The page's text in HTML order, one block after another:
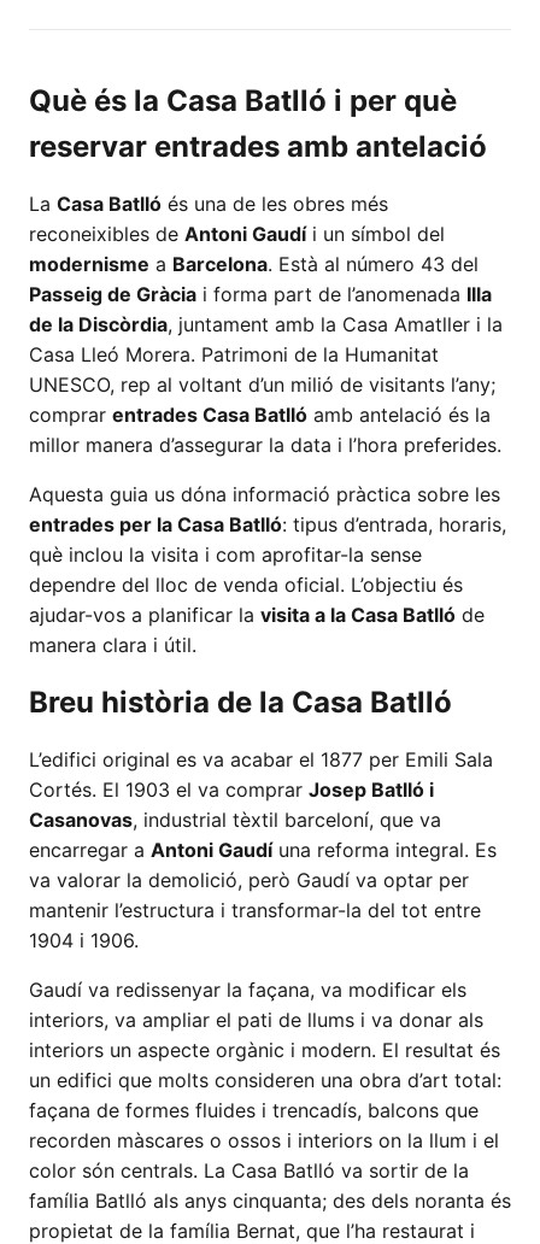
Què és la Casa Batlló i per què
reservar entrades amb antelació
La Casa Batlló és una de les obres més
reconeixibles de Antoni Gaudíi un símbol del
modernisme a Barcelona. Està al número 43 del
Passeig de Gràcia i forma part de l’anomenada Illa
de la Discòrdia, juntament amb la Casa Amatller i la
Casa Lleó Morera. Patrimoni de la Humanitat
UNESCO, rep al voltant d’un milió de visitants l’any;
comprar entrades Casa Batlló amb antelació és la
millor manera d’assegurar la data i l’hora preferides.
Aquesta guia us dóna informació pràctica sobre les
entrades per la Casa Batlló: tipus d’entrada, horaris,
què inclou la visita i com aprofitar-la sense
dependre del lloc de venda oficial. L’objectiu és
ajudar-vos a planificar la visita a la Casa Batlló de
manera clara i útil.
Breu història de la Casa Batlló
L’edifici original es va acabar el 1877 per Emili Sala
Cortés. El 1903 el va comprar Josep Batlló i
Casanovas, industrial tèxtil barceloní, que va
encarregar a Antoni Gaudíuna reforma integral. Es
va valorar la demolició, però Gaudí va optar per
mantenir l’estructura i transformar-la del tot entre
1904 i 1906.
Gaudí va redissenyar la façana, va modificar els
interiors, va ampliar el pati de llums i va donar als
interiors un aspecte orgànic i modern. El resultat és
un edifici que molts consideren una obra d’art total:
façana de formes fluides i trencadís, balcons que
recorden màscares o ossos i interiors on la llum i el
color són centrals. La Casa Batlló va sortir de la
família Batlló als anys cinquanta; des dels noranta és
propietat de la família Bernat, que l’ha restaurat i